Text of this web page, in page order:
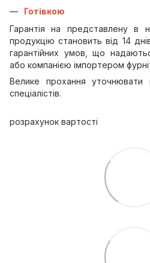
Готівкою
Гарантія на представлену в
продукцію становить від 14
гарантійних умов, що
або компанією імпортером
Велике прохання
спеціалістів.
розрахунок вартості